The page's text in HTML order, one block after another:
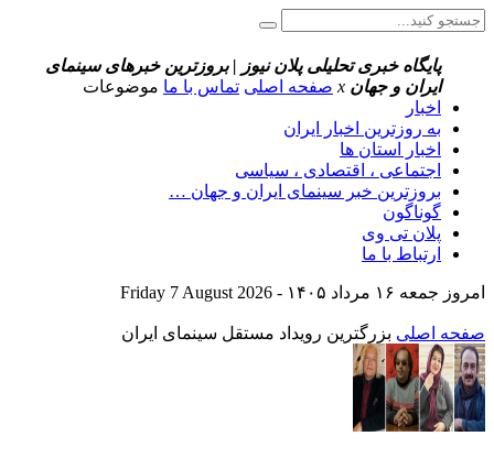
پایگاه خبری تحلیلی پلان نیوز | بروزترین خبرهای سینمای
ایران و جهان x صفحه اصلی تماس با ما موضوعات
اخبار
به روزترین اخبار ایران
اخبار استان ها
اجتماعی ، اقتصادی ، سیاسی
بروزترین خبر سینمای ایران و جهان …
گوناگون
پلان تی وی
ارتباط با ما
امروز جمعه ۱۶ مرداد ۱۴۰۵ - Friday 7 August 2026
صفحه اصلی بزرگترین رویداد مستقل سینمای ایران